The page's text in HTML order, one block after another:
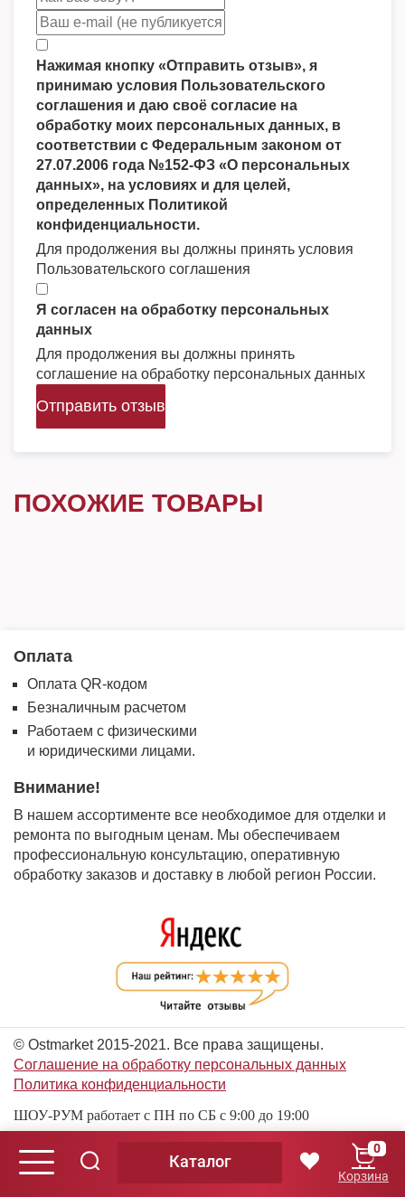
Нажимая кнопку «Отправить отзыв», я
принимаю условия Пользовательского
соглашения и даю своё согласие на
обработку моих персональных данных, в
соответствии с Федеральным законом от
27.07.2006 года №152-ФЗ «О персональных
данных», на условиях и для целей,
определенных Политикой
конфиденциальности.
Для продолжения вы должны принять условия
Пользовательского соглашения
Я согласен на обработку персональных
данных
Для продолжения вы должны принять
соглашение на обработку персональных данных
Отправить отзыв
ПОХОЖИЕ ТОВАРЫ
Оплата
Оплата QR-кодом
Безналичным расчетом
Работаем с физическими
и юридическими лицами.
Внимание!
В нашем ассортименте все необходимое для отделки и
ремонта по выгодным ценам. Мы обеспечиваем
профессиональную консультацию, оперативную
обработку заказов и доставку в любой регион России.
© Ostmarket 2015-2021. Все права защищены.
Соглашение на обработку персональных данных
Политика конфиденциальности
ШОУ-РУМ работает с ПН по СБ с 9:00 до 19:00
© Ostmarket 2015-2026. Все права защищены.
Каталог
0
Корзина